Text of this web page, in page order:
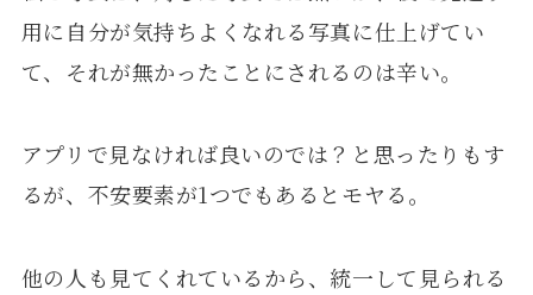
用に自分が気持ちよくなれる写真に仕上げてい
て、それが無かったことにされるのは辛い。
アプリで見なければ良いのでは？と思ったりもす
るが、不安要素が1つでもあるとモヤる。
他の人も見てくれているから、統一して見られる